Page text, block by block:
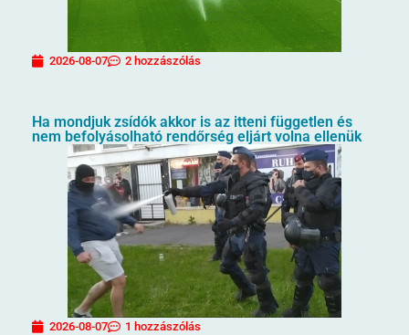
2026-08-07 2 hozzászólás
Ha mondjuk zsídók akkor is az itteni független és
nem befolyásolható rendőrség eljárt volna ellenük
2026-08-07 1 hozzászólás